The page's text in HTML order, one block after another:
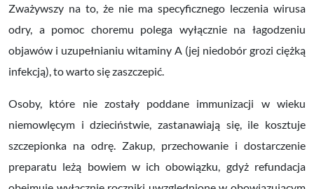
Zważywszy na to, że nie ma specyficznego leczenia wirusa
odry, a pomoc choremu polega wyłącznie na łagodzeniu
objawów i uzupełnianiu witaminy A (jej niedobór grozi ciężką
infekcją), to warto się zaszczepić.
Osoby, które nie zostały poddane immunizacji w wieku
niemowlęcym i dzieciństwie, zastanawiają się, ile kosztuje
szczepionka na odrę. Zakup, przechowanie i dostarczenie
preparatu leżą bowiem w ich obowiązku, gdyż refundacja